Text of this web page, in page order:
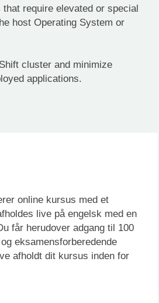
that require elevated or special
host Operating System or
cluster and minimize
applications.
online kursus med et
live på engelsk med en
får herudover adgang til 100
eksamensforberedende
afholdt dit kursus inden for